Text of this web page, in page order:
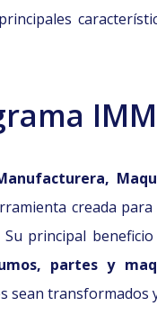
creada
Su principal
partes y
sean transformados